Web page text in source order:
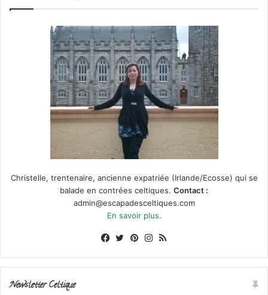
Christelle, trentenaire, ancienne expatriée (Irlande/Ecosse) qui se
balade en contrées celtiques. Contact :
admin@escapadesceltiques.com
En savoir plus.
Facebook
X PinterestInstagram
Newsletter Celtique